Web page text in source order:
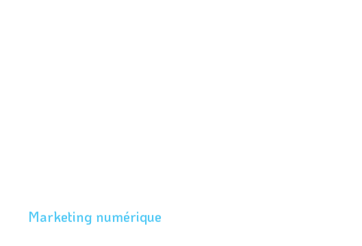
Marketing numérique